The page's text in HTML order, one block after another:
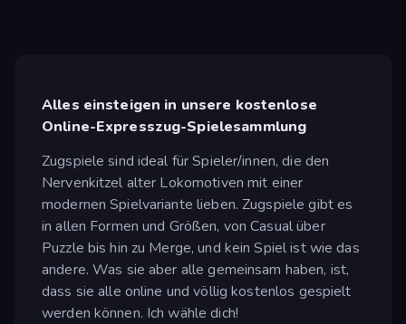
Alles einsteigen in unsere kostenlose
Online-Expresszug-Spielesammlung
Zugspiele sind ideal für Spieler/innen, die den
Nervenkitzel alter Lokomotiven mit einer
modernen Spielvariante lieben. Zugspiele gibt es
in allen Formen und Größen, von Casual über
Puzzle bis hin zu Merge, und kein Spiel ist wie das
andere. Was sie aber alle gemeinsam haben, ist,
dass sie alle online und völlig kostenlos gespielt
werden können. Ich wähle dich!